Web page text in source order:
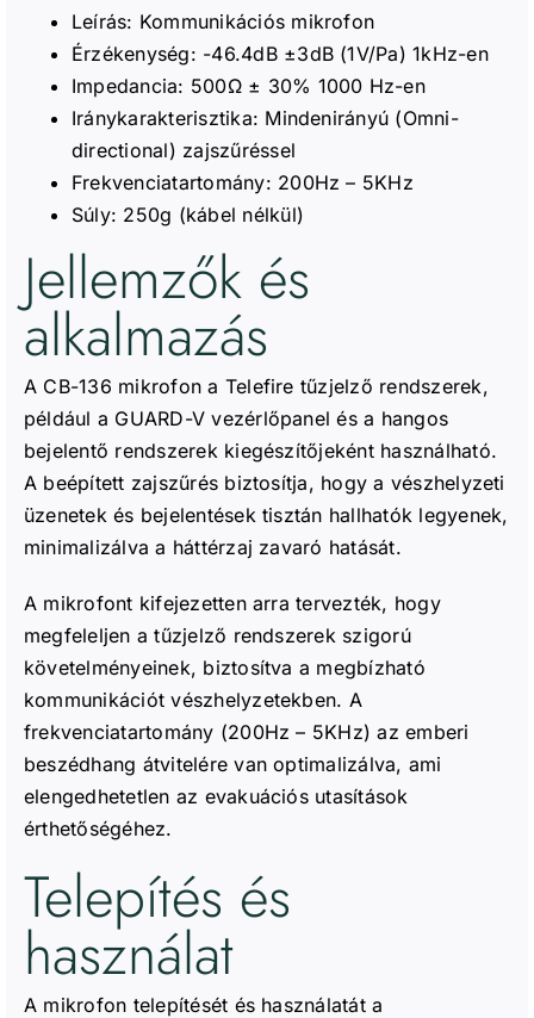
Leírás: Kommunikációs mikrofon
Érzékenység: -46.4dB ±3dB (1V/Pa) 1kHz-en
Impedancia: 500Ω ± 30% 1000 Hz-en
Iránykarakterisztika: Mindenirányú (Omni-
directional) zajszűréssel
Frekvenciatartomány: 200Hz – 5KHz
Súly: 250g (kábel nélkül)
Jellemzők és
alkalmazás
A CB-136 mikrofon a Telefire tűzjelző rendszerek,
például a GUARD-V vezérlőpanel és a hangos
bejelentő rendszerek kiegészítőjeként használható.
A beépített zajszűrés biztosítja, hogy a vészhelyzeti
üzenetek és bejelentések tisztán hallhatók legyenek,
minimalizálva a háttérzaj zavaró hatását.
A mikrofont kifejezetten arra tervezték, hogy
megfeleljen a tűzjelző rendszerek szigorú
követelményeinek, biztosítva a megbízható
kommunikációt vészhelyzetekben. A
frekvenciatartomány (200Hz – 5KHz) az emberi
beszédhang átvitelére van optimalizálva, ami
elengedhetetlen az evakuációs utasítások
érthetőségéhez.
Telepítés és
használat
A mikrofon telepítését és használatát a